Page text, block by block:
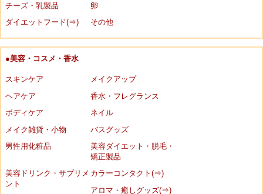
チーズ・乳製品
卵
ダイエットフード(⇒)
その他
●美容・コスメ・香水
スキンケア
メイクアップ
ヘアケア
香水・フレグランス
ボディケア
ネイル
メイク雑貨・小物
バスグッズ
男性用化粧品
美容ダイエット・脱毛・
矯正製品
美容ドリンク・サプリメ
ント
カラーコンタクト(⇒)
アロマ・癒しグッズ(⇒)